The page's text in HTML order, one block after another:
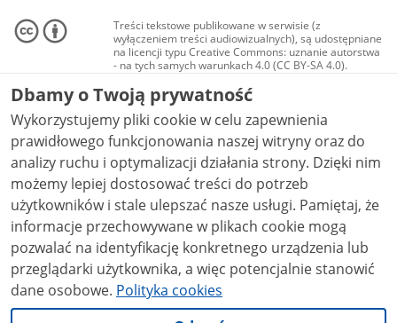
Treści tekstowe publikowane w serwisie (z
wyłączeniem treści audiowizualnych), są udostępniane
na licencji typu Creative Commons: uznanie autorstwa
- na tych samych warunkach 4.0 (CC BY-SA 4.0).
Materiały audiowizualne, w tym zdjęcia, materiały
audio i wideo, są udostępniane na licencji typu
Creative Commons: uznanie autorstwa użycie
niekomercyjne - bez utworów zależnych 4.0 (CC BY-
NC-ND 4.0), o ile nie jest to stwierdzone inaczej.
Dbamy o Twoją prywatność
Wykorzystujemy pliki cookie w celu zapewnienia
prawidłowego funkcjonowania naszej witryny oraz do
analizy ruchu i optymalizacji działania strony. Dzięki nim
możemy lepiej dostosować treści do potrzeb
użytkowników i stale ulepszać nasze usługi. Pamiętaj, że
informacje przechowywane w plikach cookie mogą
pozwalać na identyfikację konkretnego urządzenia lub
przeglądarki użytkownika, a więc potencjalnie stanowić
dane osobowe. Polityka cookies